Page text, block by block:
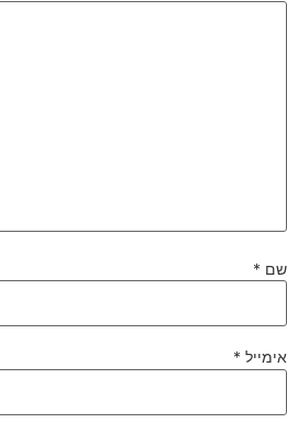
שם *
אימייל *